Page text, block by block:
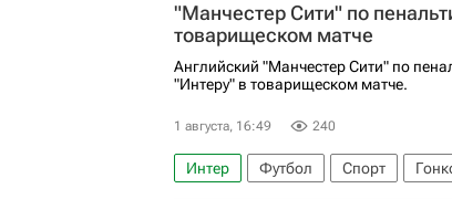
"Манчестер Сити" по
товарищеском матче
Английский "Манчестер Сити" по
"Интеру" в товарищеском матче.
1 августа, 16:49 240
Интер Футбол Спорт